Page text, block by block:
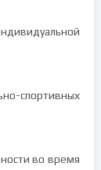
спортивных
во время